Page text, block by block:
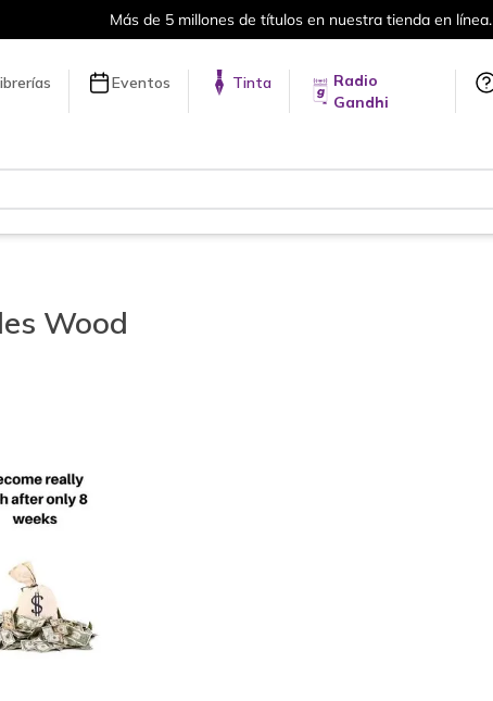
Más de 5 millones de títulos en nuestra tienda en línea.
Eventos Tinta
Radio
Gandhi
Wood